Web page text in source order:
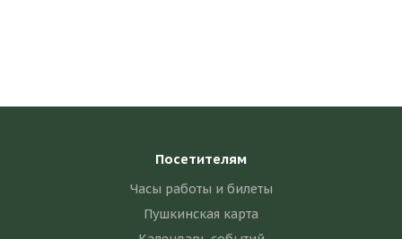
Посетителям
Часы работы и билеты
Пушкинская карта